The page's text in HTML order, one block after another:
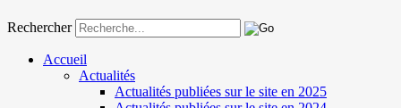
Rechercher
Accueil
Actualités
Actualités publiées sur le site en 2025